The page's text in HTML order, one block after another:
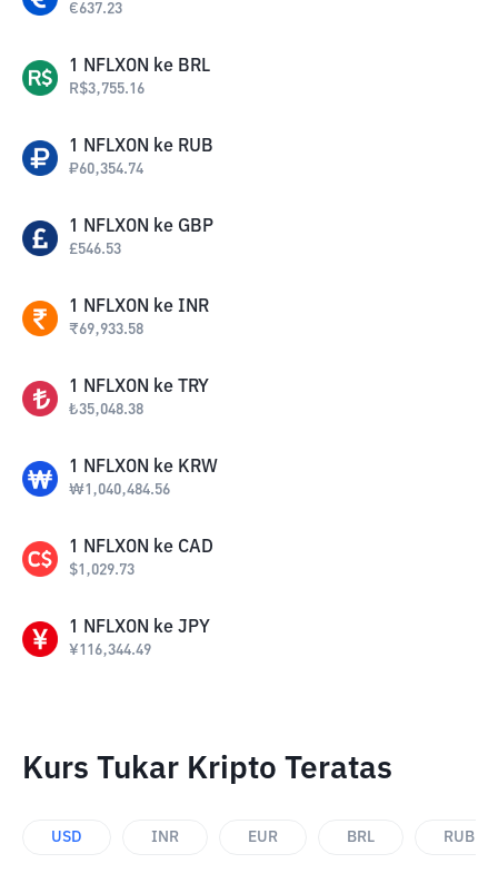
€637.23
1 NFLXON ke BRL
R$3,755.16
1 NFLXON ke RUB
₽60,354.74
1 NFLXON ke GBP
£546.53
1 NFLXON ke INR
₹69,933.58
1 NFLXON ke TRY
₺35,048.38
1 NFLXON ke KRW
₩1,040,484.56
1 NFLXON ke CAD
$1,029.73
1 NFLXON ke JPY
¥116,344.49
Kurs Tukar Kripto Teratas
USD INR EUR BRL RUB